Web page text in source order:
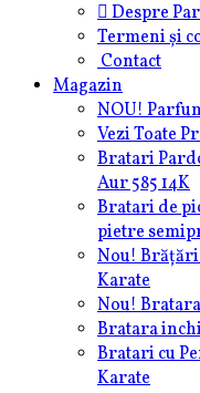
Despre
Termeni și
Contact
Magazin
NOU!
Vezi Toate
Bratari
Aur 585 14K
Bratari de
pietre
Nou! Brățări
Karate
Nou!
Bratara
Bratari cu
Karate